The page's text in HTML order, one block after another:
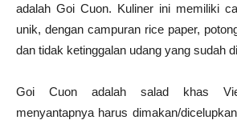
adalah Goi Cuon. Kuliner ini memiliki
unik, dengan campuran rice paper,
dan tidak ketinggalan udang yang sudah
Goi Cuon adalah salad khas
menyantapnya harus dimakan/